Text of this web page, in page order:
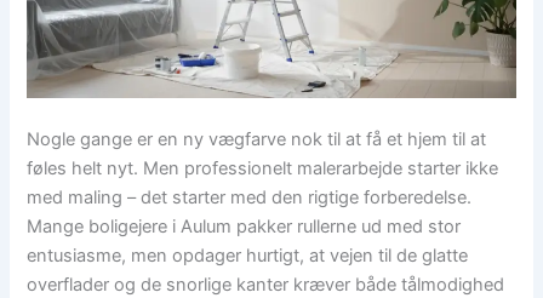
Nogle gange er en ny vægfarve nok til at få et hjem til at
føles helt nyt. Men professionelt malerarbejde starter ikke
med maling – det starter med den rigtige forberedelse.
Mange boligejere i Aulum pakker rullerne ud med stor
entusiasme, men opdager hurtigt, at vejen til de glatte
overflader og de snorlige kanter kræver både tålmodighed